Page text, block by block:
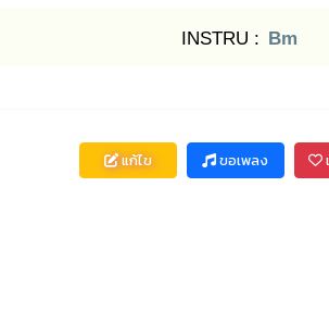
INSTRU : Bm
แก้ไข ขอเพลง